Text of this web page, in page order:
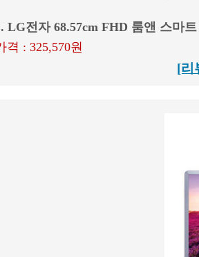
LG전자 68.57cm FHD 룸앤 스마
격 : 325,570원
[리